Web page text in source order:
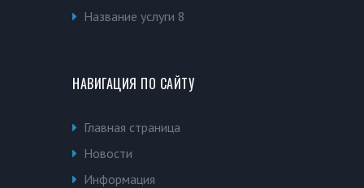
Название услуги 8
НАВИГАЦИЯ ПО САЙТУ
Главная страница
Новости
Информация